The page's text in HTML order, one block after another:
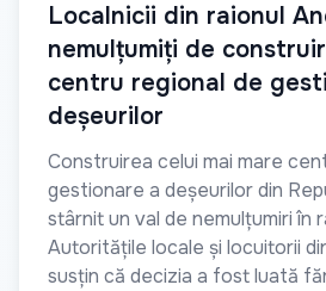
Localnicii din raionul
nemulțumiți de
centru regional de
deșeurilor
Construirea celui mai mare
gestionare a deșeurilor din
stârnit un val de nemulțumiri în
Autoritățile locale și locuitorii
susțin că decizia a fost luată